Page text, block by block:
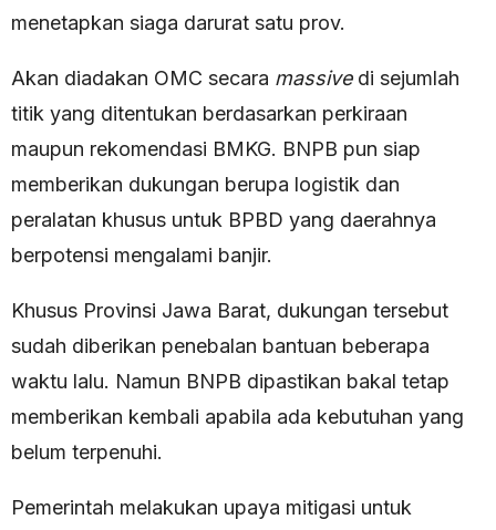
menetapkan siaga darurat satu prov.
Akan diadakan OMC secara massivedi sejumlah
titik yang ditentukan berdasarkan perkiraan
maupun rekomendasi BMKG. BNPB pun siap
memberikan dukungan berupa logistik dan
peralatan khusus untuk BPBD yang daerahnya
berpotensi mengalami banjir.
Khusus Provinsi Jawa Barat, dukungan tersebut
sudah diberikan penebalan bantuan beberapa
waktu lalu. Namun BNPB dipastikan bakal tetap
memberikan kembali apabila ada kebutuhan yang
belum terpenuhi.
Pemerintah melakukan upaya mitigasi untuk